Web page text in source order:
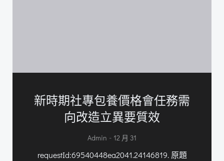
新時期社專包養價格會任務需
向改造立異要質效
Admin - 12 月 31
requestId:69540448ea2041.24146819. 原題